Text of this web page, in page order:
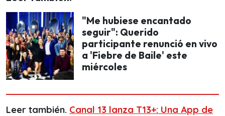
"Me hubiese encantado
seguir": Querido
participante renunció en vivo
a 'Fiebre de Baile' este
miércoles
Leer también. Canal 13 lanza T13+: Una App de